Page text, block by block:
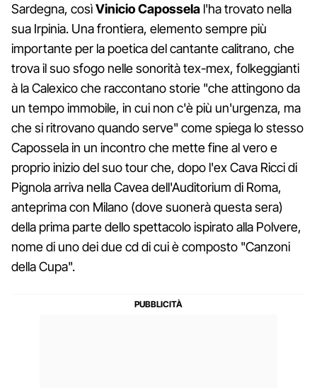
Sardegna, cosìVinicio Capossela l'ha trovato nella
sua Irpinia. Una frontiera, elemento sempre più
importante per la poetica del cantante calitrano, che
trova il suo sfogo nelle sonorità tex-mex, folkeggianti
à la Calexico che raccontano storie "che attingono da
un tempo immobile, in cui non c'è più un'urgenza, ma
che si ritrovano quando serve" come spiega lo stesso
Capossela in un incontro che mette fine al vero e
proprio inizio del suo tour che, dopo l'ex Cava Ricci di
Pignola arriva nella Cavea dell'Auditorium di Roma,
anteprima con Milano (dove suonerà questa sera)
della prima parte dello spettacolo ispirato alla Polvere,
nome di uno dei due cd di cui è composto "Canzoni
della Cupa".